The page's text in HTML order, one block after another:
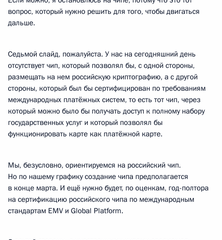
вопрос, который нужно решить для того, чтобы двигаться
дальше.
Седьмой слайд, пожалуйста. У нас на сегодняшний день
отсутствует чип, который позволял бы, с одной стороны,
размещать на нем российскую криптографию, а с другой
стороны, который был бы сертифицирован по требованиям
международных платёжных систем, то есть тот чип, через
который можно было бы получать доступ к полному набору
государственных услуг и который позволял бы
функционировать карте как платёжной карте.
Мы, безусловно, ориентируемся на российский чип.
Но по нашему графику создание чипа предполагается
в конце марта. И ещё нужно будет, по оценкам, год-полтора
на сертификацию российского чипа по международным
стандартам EMV и Global Platform.